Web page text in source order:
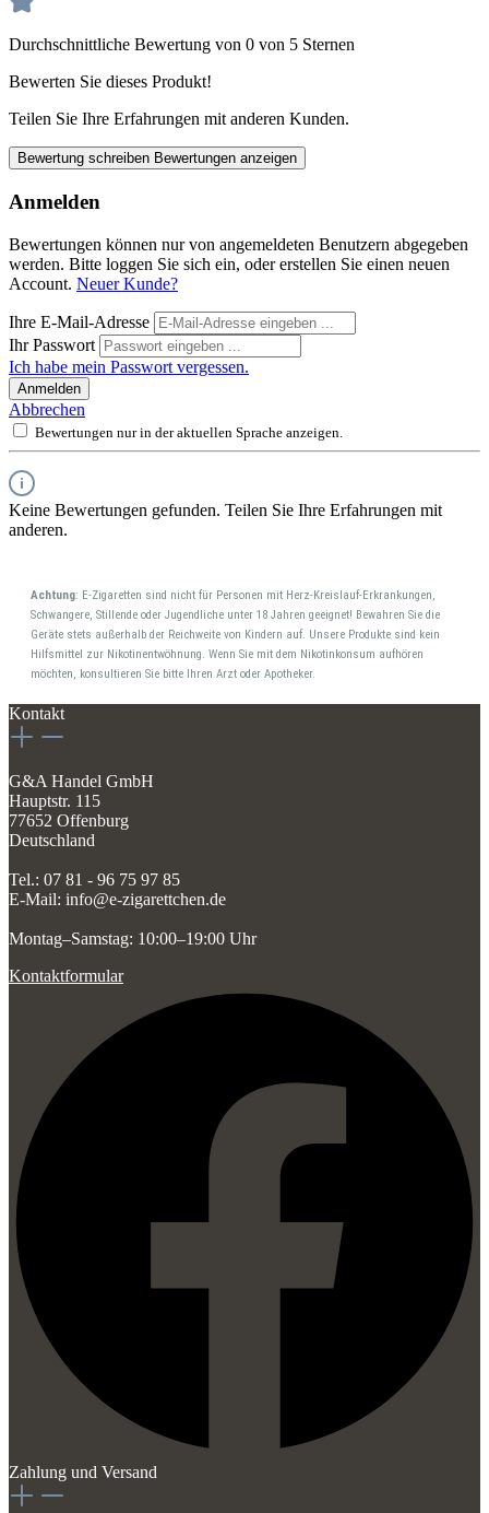
Durchschnittliche Bewertung von 0 von 5 Sternen
Bewerten Sie dieses Produkt!
Teilen Sie Ihre Erfahrungen mit anderen Kunden.
Bewertung schreiben Bewertungen anzeigen
Anmelden
Bewertungen können nur von angemeldeten Benutzern abgegeben
werden. Bitte loggen Sie sich ein, oder erstellen Sie einen neuen
Account. Neuer Kunde?
Ihre E-Mail-Adresse
Ihr Passwort
Ich habe mein Passwort vergessen.
Anmelden
Abbrechen
Bewertungen nur in der aktuellen Sprache anzeigen.
Keine Bewertungen gefunden. Teilen Sie Ihre Erfahrungen mit
anderen.
Achtung: E-Zigaretten sind nicht für Personen mit Herz-Kreislauf-Erkrankungen,
Schwangere, Stillende oder Jugendliche unter 18 Jahren geeignet! Bewahren Sie die
Geräte stets außerhalb der Reichweite von Kindern auf. Unsere Produkte sind kein
Hilfsmittel zur Nikotinentwöhnung. Wenn Sie mit dem Nikotinkonsum aufhören
möchten, konsultieren Sie bitte Ihren Arzt oder Apotheker.
Kontakt
G&A Handel GmbH
Hauptstr. 115
77652 Offenburg
Deutschland
Tel.: 07 81 - 96 75 97 85
E-Mail: info@e-zigarettchen.de
Montag–Samstag: 10:00–19:00 Uhr
Kontaktformular
Zahlung und Versand